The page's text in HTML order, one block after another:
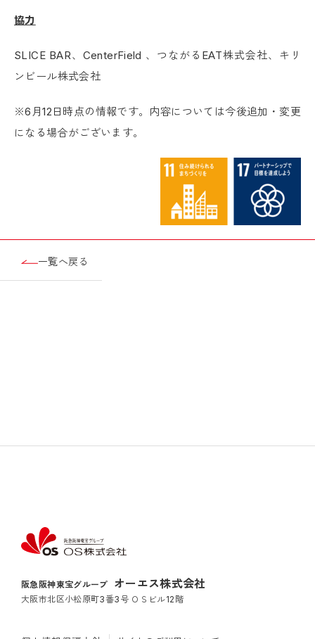
協力
SLICE BAR、CenterField 、つながるEAT株式会社、キリ
ンビール株式会社
※6月12日時点の情報です。内容については今後追加・変更
になる場合がございます。
一覧へ戻る
阪急阪神東宝グループ オーエス株式会社
大阪市北区小松原町3番3号 ＯＳビル12階